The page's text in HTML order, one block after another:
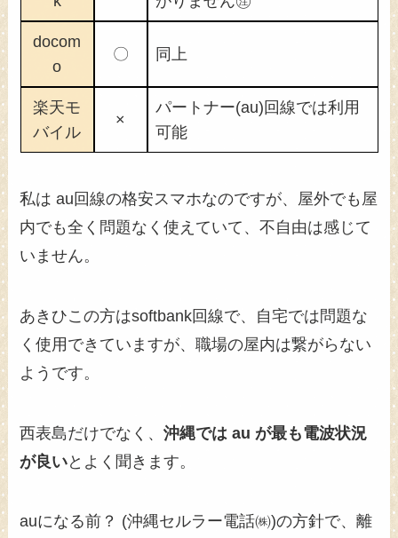
docom
o
〇 同上
楽天モ
バイル
×
パートナー(au)回線では利用
可能
私は au回線の格安スマホなのですが、屋外でも屋
内でも全く問題なく使えていて、不自由は感じて
いません。
あきひこの方はsoftbank回線で、自宅では問題な
く使用できていますが、職場の屋内は繋がらない
ようです。
西表島だけでなく、沖縄では au が最も電波状況
が良いとよく聞きます。
auになる前？ (沖縄セルラー電話㈱)の方針で、離